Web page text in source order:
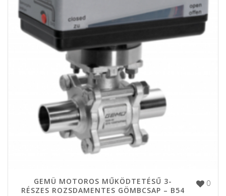
0
GEMÜ MOTOROS MŰKÖDTETÉSŰ 3-
RÉSZES ROZSDAMENTES GÖMBCSAP – B54